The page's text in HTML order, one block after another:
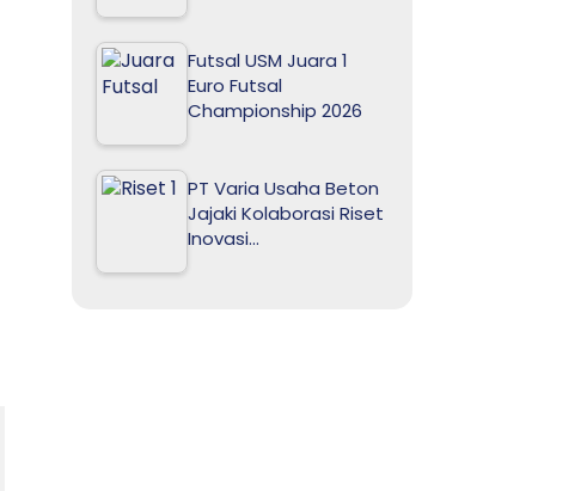
Futsal USM Juara 1
Euro Futsal
Championship 2026
PT Varia Usaha Beton
Jajaki Kolaborasi Riset
Inovasi…